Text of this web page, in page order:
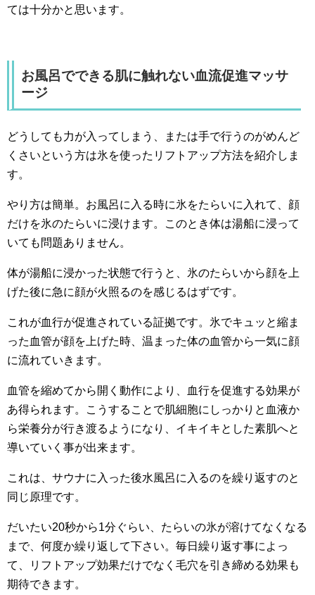
ては十分かと思います。
お風呂でできる肌に触れない血流促進マッサ
ージ
どうしても力が入ってしまう、または手で行うのがめんど
くさいという方は氷を使ったリフトアップ方法を紹介しま
す。
やり方は簡単。お風呂に入る時に氷をたらいに入れて、顔
だけを氷のたらいに浸けます。このとき体は湯船に浸って
いても問題ありません。
体が湯船に浸かった状態で行うと、氷のたらいから顔を上
げた後に急に顔が火照るのを感じるはずです。
これが血行が促進されている証拠です。氷でキュッと縮ま
った血管が顔を上げた時、温まった体の血管から一気に顔
に流れていきます。
血管を縮めてから開く動作により、血行を促進する効果が
あ得られます。こうすることで肌細胞にしっかりと血液か
ら栄養分が行き渡るようになり、イキイキとした素肌へと
導いていく事が出来ます。
これは、サウナに入った後水風呂に入るのを繰り返すのと
同じ原理です。
だいたい20秒から1分ぐらい、たらいの氷が溶けてなくなる
まで、何度か繰り返して下さい。毎日繰り返す事によっ
て、リフトアップ効果だけでなく毛穴を引き締める効果も
期待できます。